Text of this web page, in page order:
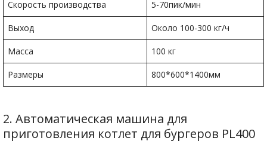
Скорость производства 5-70пик/мин
Выход Около 100-300 кг/ч
Масса 100 кг
Размеры 800*600*1400мм
2. Автоматическая машина для
приготовления котлет для бургеров PL400